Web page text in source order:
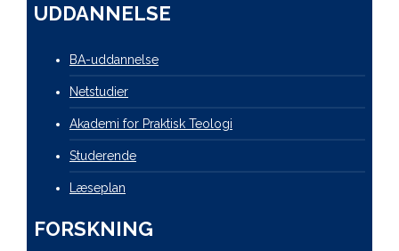
UDDANNELSE
BA-uddannelse
Netstudier
Akademi for Praktisk Teologi
Studerende
Læseplan
FORSKNING